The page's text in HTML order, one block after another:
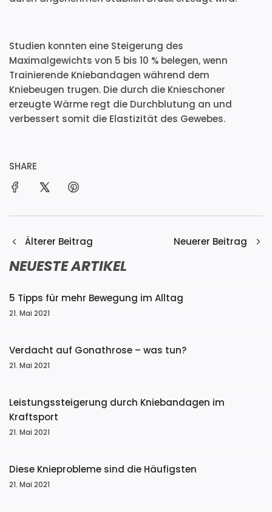
Studien konnten eine Steigerung des
Maximalgewichts von 5 bis 10 % belegen, wenn
Trainierende Kniebandagen während dem
Kniebeugen trugen. Die durch die Knieschoner
erzeugte Wärme regt die Durchblutung an und
verbessert somit die Elastizität des Gewebes.
SHARE
Älterer Beitrag Neuerer Beitrag
NEUESTE ARTIKEL
5 Tipps für mehr Bewegung im Alltag
21. Mai 2021
Verdacht auf Gonathrose – was tun?
21. Mai 2021
Leistungssteigerung durch Kniebandagen im
Kraftsport
21. Mai 2021
Diese Knieprobleme sind die Häufigsten
21. Mai 2021